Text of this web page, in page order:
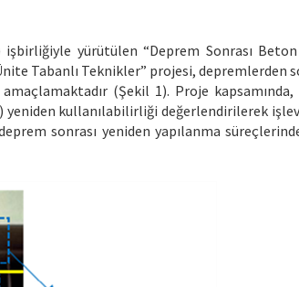
yürütülen “Deprem Sonrası Beton
Tabanlı Teknikler” projesi, depremlerden
(Şekil 1). Proje kapsamında,
kullanılabilirliği değerlendirilerek
sonrası yeniden yapılanma